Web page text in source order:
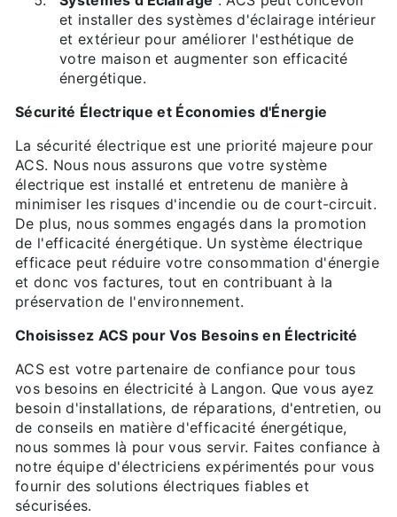
et installer des systèmes d'éclairage intérieur
et extérieur pour améliorer l'esthétique de
votre maison et augmenter son efficacité
énergétique.
Sécurité Électrique et Économies d'Énergie
La sécurité électrique est une priorité majeure pour
ACS. Nous nous assurons que votre système
électrique est installé et entretenu de manière à
minimiser les risques d'incendie ou de court-circuit.
De plus, nous sommes engagés dans la promotion
de l'efficacité énergétique. Un système électrique
efficace peut réduire votre consommation d'énergie
et donc vos factures, tout en contribuant à la
préservation de l'environnement.
Choisissez ACS pour Vos Besoins en Électricité
ACS est votre partenaire de confiance pour tous
vos besoins en électricité à Langon. Que vous ayez
besoin d'installations, de réparations, d'entretien, ou
de conseils en matière d'efficacité énergétique,
nous sommes là pour vous servir. Faites confiance à
notre équipe d'électriciens expérimentés pour vous
fournir des solutions électriques fiables et
sécurisées.